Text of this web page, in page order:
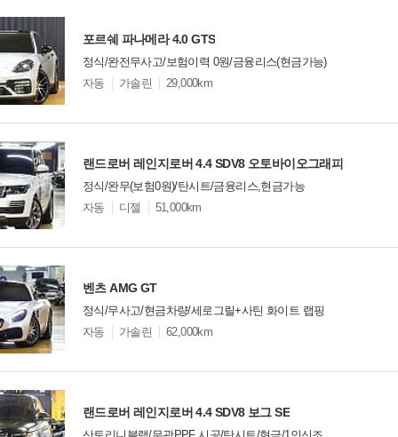
포르쉐 파나메라 4.0 GTS
정식/완전무사고/보험이력 0원/금융리스(현금가능)
모
션
자동 가솔린 29,000km
랜드로버 레인지로버 4.4 SDV8 오토바이오그래피
정식/완무(보험0원)/탄시트/금융리스,현금가능
모
션
자동 디젤 51,000km
벤츠 AMG GT
정식/무사고/현금차량/세로그릴+사틴 화이트 랩핑
모
션
자동 가솔린 62,000km
랜드로버 레인지로버 4.4 SDV8 보그 SE